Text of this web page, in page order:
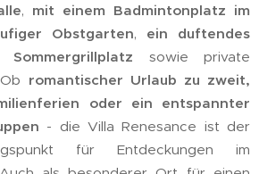
, mit einem Badmintonplatz im
Obstgarten, ein duftendes
Sommergrillplatz sowie private
romantischer Urlaub zu zweit,
oder ein entspannter
- die Villa Renesance ist der
für Entdeckungen im